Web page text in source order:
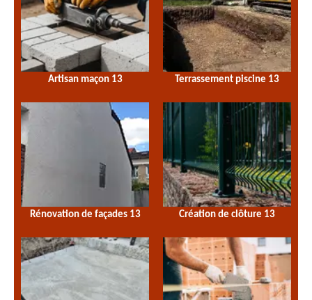
Artisan maçon 13 Terrassement piscine 13
Rénovation de façades 13 Création de clôture 13